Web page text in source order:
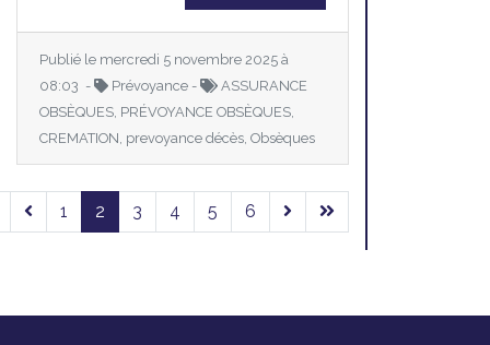
Publié le mercredi 5 novembre 2025 à
08:03 -
Prévoyance -
ASSURANCE
OBSÈQUES, PRÉVOYANCE OBSÈQUES,
CREMATION, prevoyance décès, Obsèques
1 2 3 4 5 6